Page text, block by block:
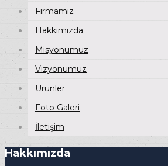
Firmamız
Hakkımızda
Misyonumuz
Vizyonumuz
Ürünler
Foto Galeri
İletişim
Hakkımızda